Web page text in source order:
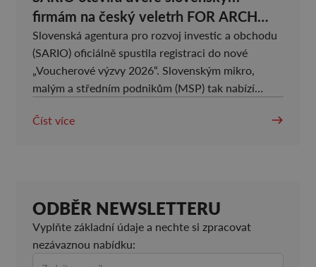
firmám na český veletrh FOR ARCH
2026
Slovenská agentura pro rozvoj investic a obchodu
(SARIO) oficiálně spustila registraci do nové
„Voucherové výzvy 2026“. Slovenským mikro,
malým a středním podnikům (MSP) tak nabízí
000 EUR na prezentaci na zahraničních veletrzích.
Číst více
ODBĚR NEWSLETTERU
Vyplňte základní údaje a nechte si zpracovat
nezávaznou nabídku: